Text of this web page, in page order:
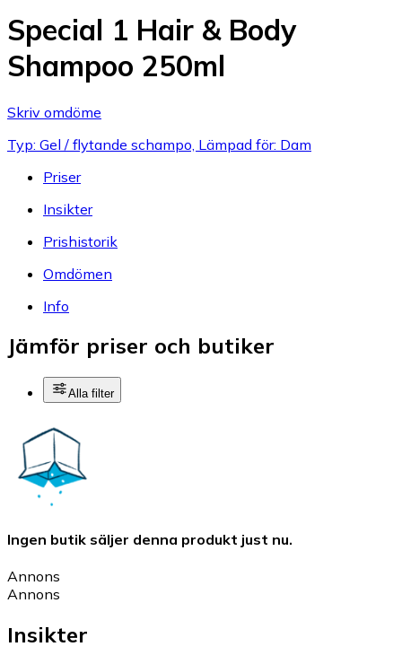
Special 1 Hair & Body
Shampoo 250ml
Skriv omdöme
Typ: Gel / flytande schampo, Lämpad för: Dam
Priser
Insikter
Prishistorik
Omdömen
Info
Jämför priser och butiker
Alla filter
Ingen butik säljer denna produkt just nu.
Annons
Annons
Insikter